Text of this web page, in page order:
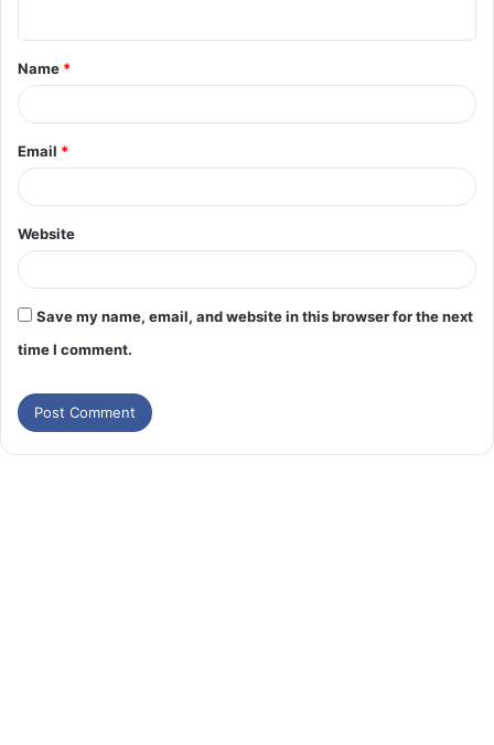
Name *
Email *
Website
Save my name, email, and website in this browser for the next
time I comment.